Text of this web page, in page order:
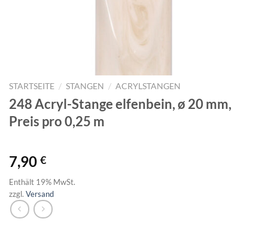
STARTSEITE / STANGEN / ACRYLSTANGEN
248 Acryl-Stange elfenbein, ø 20 mm,
Preis pro 0,25 m
7,90 €
Enthält 19% MwSt.
zzgl. Versand